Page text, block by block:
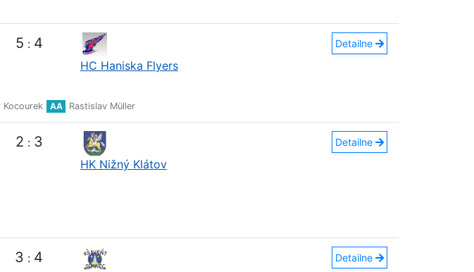
5 : 4
HC Haniska Flyers
Detailne
Kocourek AA Rastislav Müller
2 : 3
HK Nižný Klátov
Detailne
3 : 4 Detailne